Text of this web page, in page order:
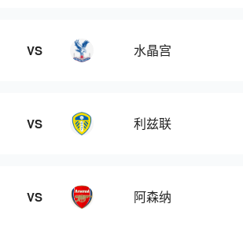
VS 水晶宫
VS 利兹联
VS 阿森纳